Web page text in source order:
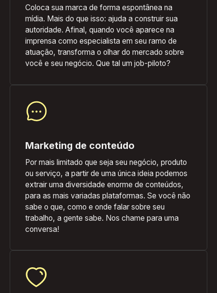
Coloca sua marca de forma espontânea na
mídia. Mais do que isso: ajuda a construir sua
autoridade. Afinal, quando você aparece na
imprensa como especialista em seu ramo de
atuação, transforma o olhar do mercado sobre
você e seu negócio. Que tal um job-piloto?
Marketing de conteúdo
Por mais limitado que seja seu negócio, produto
ou serviço, a partir de uma única ideia podemos
extrair uma diversidade enorme de conteúdos,
para as mais variadas plataformas. Se você não
sabe o que, como e onde falar sobre seu
trabalho, a gente sabe. Nos chame para uma
conversa!